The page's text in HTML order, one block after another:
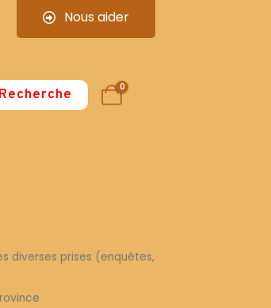
Nous aider
Recherche 0
diverses prises (enquêtes,